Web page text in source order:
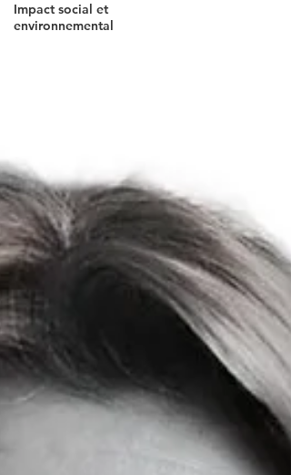
Impact social et
environnemental